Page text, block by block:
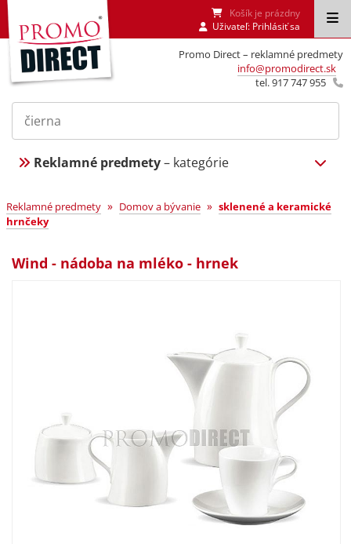
Promo Direct – reklamné predmety
info@promodirect.sk
tel. 917 747 955
Košík je prázdny
Uživateľ: Prihlásiť sa
Reklamné predmety– kategórie
Reklamné predmety » Domov a bývanie » sklenené a keramické
hrnčeky
Wind - nádoba na mléko - hrnek